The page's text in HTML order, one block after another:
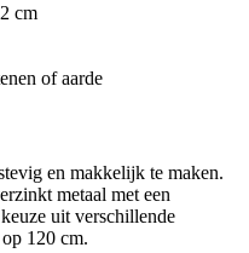
cm
of aarde
en makkelijk te maken.
metaal met een
uit verschillende
120 cm.